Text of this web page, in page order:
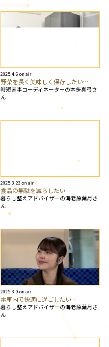
2025.4.6 on air
野菜を長く美味しく保存したい…
時短家事コーディネーターの本多真弓さ
ん
2025.3.23 on air
食品の無駄を減らしたい…
暮らし整えアドバイザーの海老原葉月さ
ん
2025.3.9 on air
電車内で快適に過ごしたい…
暮らし整えアドバイザーの海老原葉月さ
ん